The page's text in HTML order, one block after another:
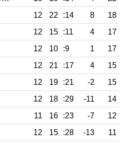
12 22 :14 8
18
12 15 :11 4
17
12 10 :9 1
17
12 21 :17 4
15
12 19 :21 -2
15
12 18 :29 -11
14
11 16 :23 -7
12
12 15 :28 -13
11